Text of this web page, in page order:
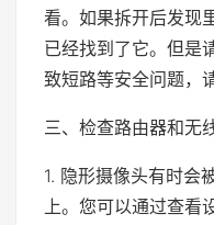
看。如果拆开后发现
已经找到了它。但是
致短路等安全问题，
三、检查路由器和无
1. 隐形摄像头有时会
上。您可以通过查看